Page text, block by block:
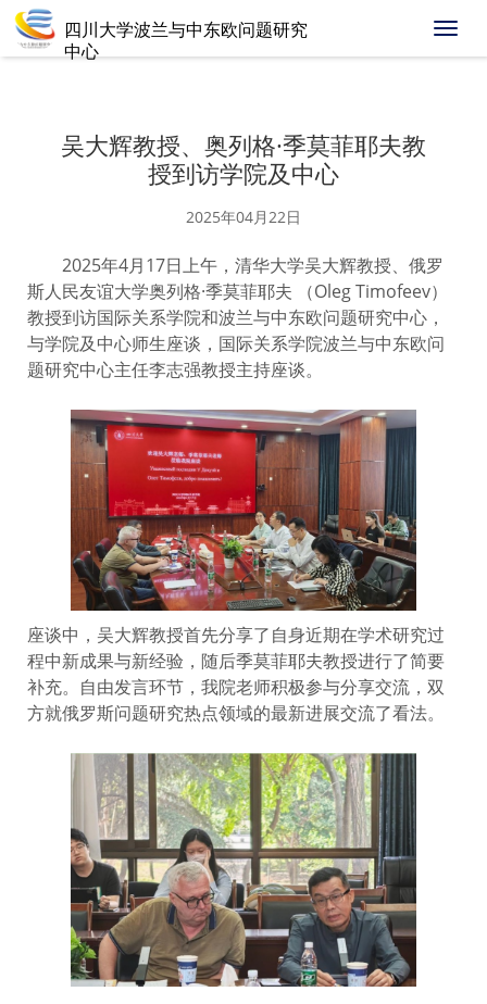
下
拉
四川大学波兰与中东欧问题研究
中心
吴大辉教授、奥列格·季莫菲耶夫教
授到访学院及中心
2025年04月22日
2025年4月17日上午，清华大学吴大辉教授、俄罗
斯人民友谊大学奥列格·季莫菲耶夫 （Oleg Timofeev）
教授到访国际关系学院和波兰与中东欧问题研究中心，
与学院及中心师生座谈，国际关系学院波兰与中东欧问
题研究中心主任李志强教授主持座谈。
座谈中，吴大辉教授首先分享了自身近期在学术研究过
程中新成果与新经验，随后季莫菲耶夫教授进行了简要
补充。自由发言环节，我院老师积极参与分享交流，双
方就俄罗斯问题研究热点领域的最新进展交流了看法。